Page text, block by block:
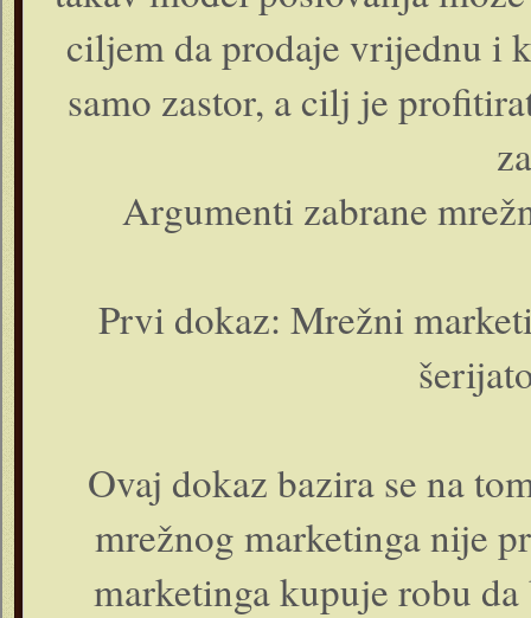
ciljem da prodaje vrijednu i
samo zastor, a cilj je
Argumenti zabrane
Prvi dokaz: Mrežni
Ovaj dokaz bazira se na
mrežnog marketinga nije
marketinga kupuje robu